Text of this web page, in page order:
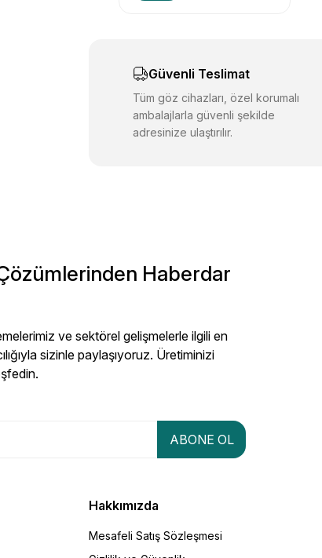
Güvenli Teslimat
Tüm göz cihazları, özel korumalı
ambalajlarla güvenli şekilde
adresinize ulaştırılır.
Haberdar
ve sektörel gelişmelerle ilgili en
sizinle paylaşıyoruz. Üretiminizi
ABONE OL
Hakkımızda
Mesafeli Satış Sözleşmesi